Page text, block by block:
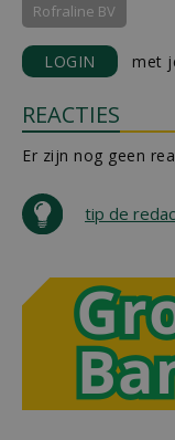
Rofraline BV
LOGIN met je
REACTIES
Er zijn nog geen
tip de